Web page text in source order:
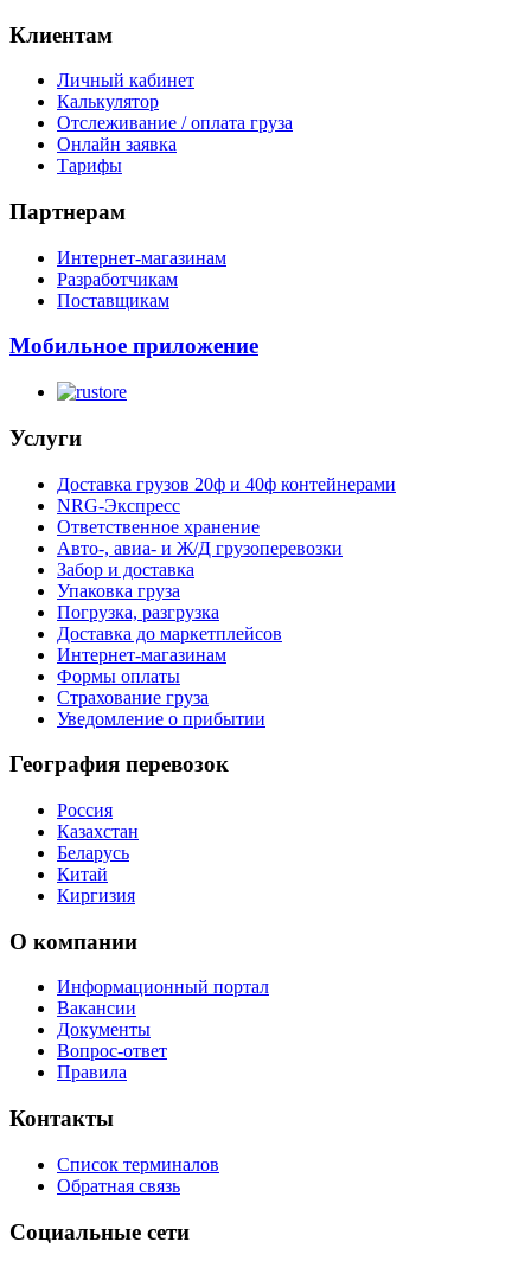
Клиентам
Личный кабинет
Калькулятор
Отслеживание / оплата груза
Онлайн заявка
Тарифы
Партнерам
Интернет-магазинам
Разработчикам
Поставщикам
Мобильное приложение
Услуги
Доставка грузов 20ф и 40ф контейнерами
NRG-Экспресс
Ответственное хранение
Авто-, авиа- и Ж/Д грузоперевозки
Забор и доставка
Упаковка груза
Погрузка, разгрузка
Доставка до маркетплейсов
Интернет-магазинам
Формы оплаты
Страхование груза
Уведомление о прибытии
География перевозок
Россия
Казахстан
Беларусь
Китай
Киргизия
О компании
Информационный портал
Вакансии
Документы
Вопрос-ответ
Правила
Контакты
Список терминалов
Обратная связь
Социальные сети